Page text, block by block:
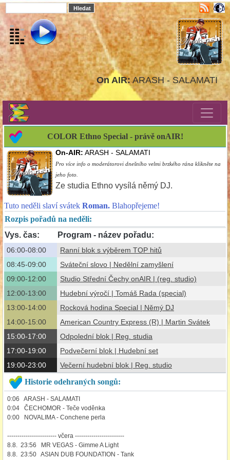
On AIR: ARASH - SALAMATI
COLOR Ethno Special - právě onAIR!
On-AIR: ARASH - SALAMATI
Pro více info o moderátorovi dnešního velmi brzkého rána klikněte na
jeho foto.
Ze studia Ethno vysílá němý DJ.
Tuto neděli slaví svátek Roman. Blahopřejeme!
Rozpis pořadů na neděli:
Vys. čas:
Program - název pořadu:
06:00-08:00
Ranní blok s výběrem TOP hitů
08:45-09:00
Sváteční slovo | Nedělní zamyšlení
09:00-12:00
Studio Střední Čechy onAIR | (reg. studio)
12:00-13:00
Hudební výročí | Tomáš Rada (special)
13:00-14:00
Rocková hodina Special | Němý DJ
14:00-15:00
American Country Express (R) | Martin Svátek
15:00-17:00
Odpolední blok | Reg. studia
17:00-19:00
Podvečerní blok | Hudební set
19:00-23:00
Večerní hudební blok | Reg. studio
Historie odehraných songů:
0:06 ARASH - SALAMATI
0:04 ČECHOMOR - Teče voděnka
0:00 NOVALIMA - Conchene perla
------------------------ včera ------------------------
8.8. 23:56 MR VEGAS - Gimme A Light
8.8. 23:50 ASIAN DUB FOUNDATION - Tank